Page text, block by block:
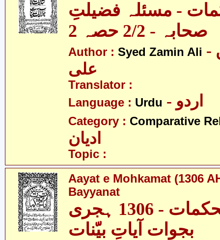
- مسئلہ فضیلتِ
صحابہ - 2/2 حصہ 2
Author : Syed Zamin Ali - سید ضامن
علی
Translator :
Language : Urdu - اردو
Category : Comparative
ادیان
Topic :
Aayat e Mohkamat (1306
Bayyanat
آیاتِ محکمات - 1306 ہجری
بجوات آیاتِ بیّنات